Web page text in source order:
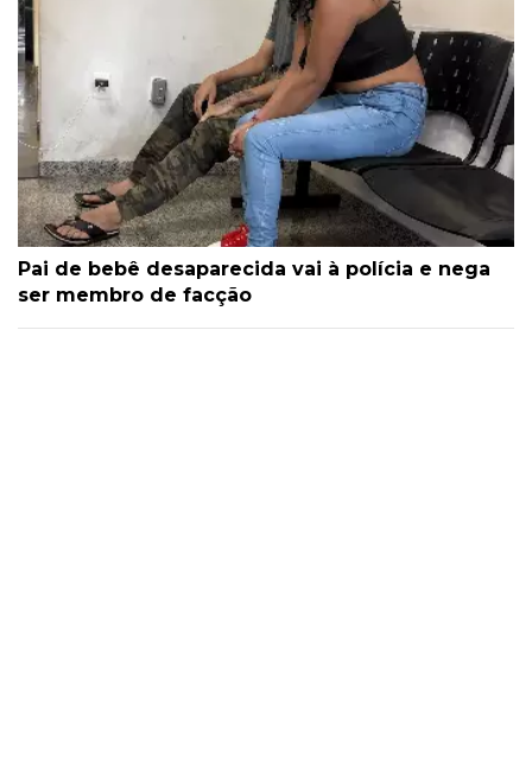
Pai de bebê desaparecida vai à polícia e nega
ser membro de facção